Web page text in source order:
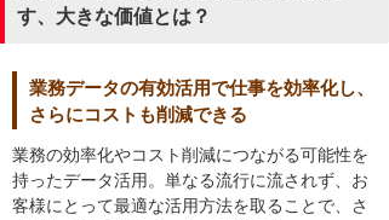
す、大きな価値とは？
業務データの有効活用で仕事を効率化し、
さらにコストも削減できる
業務の効率化やコスト削減につながる可能性を
持ったデータ活用。単なる流行に流されず、お
客様にとって最適な活用方法を取ることで、さ